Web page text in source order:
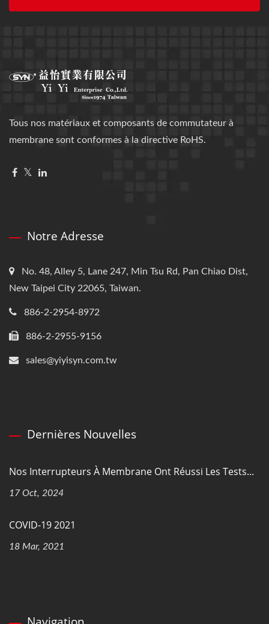
Tous nos matériaux et composants de commutateur à
membrane sont conformes à la directive RoHS.
Notre Adresse
No. 48, Alley 5, Lane 247, Min Tsu Rd, Pan Chiao Dist,
New Taipei City 22065, Taiwan.
886-2-2954-8972
886-2-2955-9156
sales@yiyisyn.com.tw
Dernières Nouvelles
Nos Interrupteurs À Membrane Ont Réussi Les Tests...
17 Oct, 2024
COVID-19 2021
18 Mar, 2021